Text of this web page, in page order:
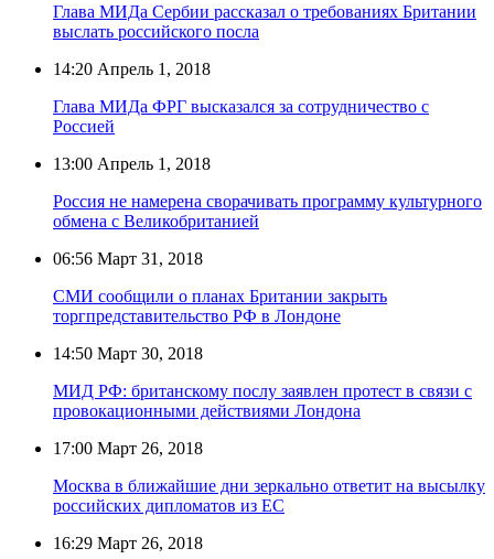
Глава МИДа Сербии рассказал о требованиях Британии
выслать российского посла
14:20 Апрель 1, 2018
Глава МИДа ФРГ высказался за сотрудничество с
Россией
13:00 Апрель 1, 2018
Россия не намерена сворачивать программу культурного
обмена с Великобританией
06:56 Март 31, 2018
СМИ сообщили о планах Британии закрыть
торгпредставительство РФ в Лондоне
14:50 Март 30, 2018
МИД РФ: британскому послу заявлен протест в связи с
провокационными действиями Лондона
17:00 Март 26, 2018
Москва в ближайшие дни зеркально ответит на высылку
российских дипломатов из ЕС
16:29 Март 26, 2018